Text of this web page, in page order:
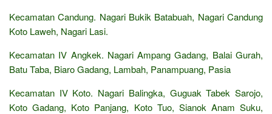
Kecamatan Candung. Nagari Bukik Batabuah, Nagari Candung
Koto Laweh, Nagari Lasi.
Kecamatan IV Angkek. Nagari Ampang Gadang, Balai Gurah,
Batu Taba, Biaro Gadang, Lambah, Panampuang, Pasia
Kecamatan IV Koto. Nagari Balingka, Guguak Tabek Sarojo,
Koto Gadang, Koto Panjang, Koto Tuo, Sianok Anam Suku,